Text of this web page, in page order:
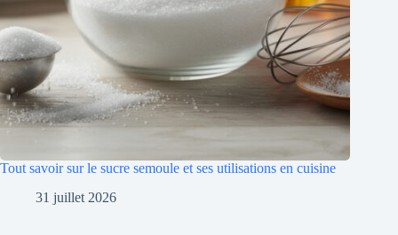
Tout savoir sur le sucre semoule et ses utilisations en cuisine
31 juillet 2026